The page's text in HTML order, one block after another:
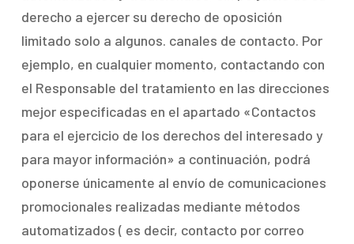
derecho a ejercer su derecho de oposición
limitado solo a algunos. canales de contacto. Por
ejemplo, en cualquier momento, contactando con
el Responsable del tratamiento en las direcciones
mejor especificadas en el apartado «Contactos
para el ejercicio de los derechos del interesado y
para mayor información» a continuación, podrá
oponerse únicamente al envío de comunicaciones
promocionales realizadas mediante métodos
automatizados ( es decir, contacto por correo